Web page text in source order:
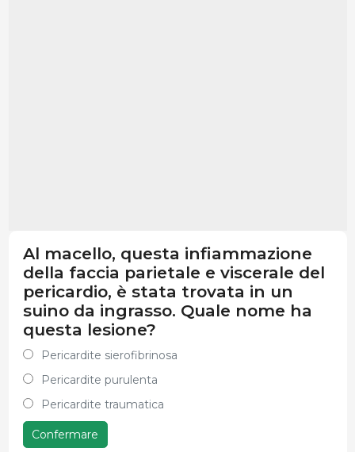
Al macello, questa infiammazione
della faccia parietale e viscerale del
pericardio, è stata trovata in un
suino da ingrasso. Quale nome ha
questa lesione?
Pericardite sierofibrinosa
Pericardite purulenta
Pericardite traumatica
Confermare